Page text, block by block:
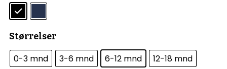
Størrelser
0-3 mnd 3-6 mnd 6-12 mnd 12-18 mnd